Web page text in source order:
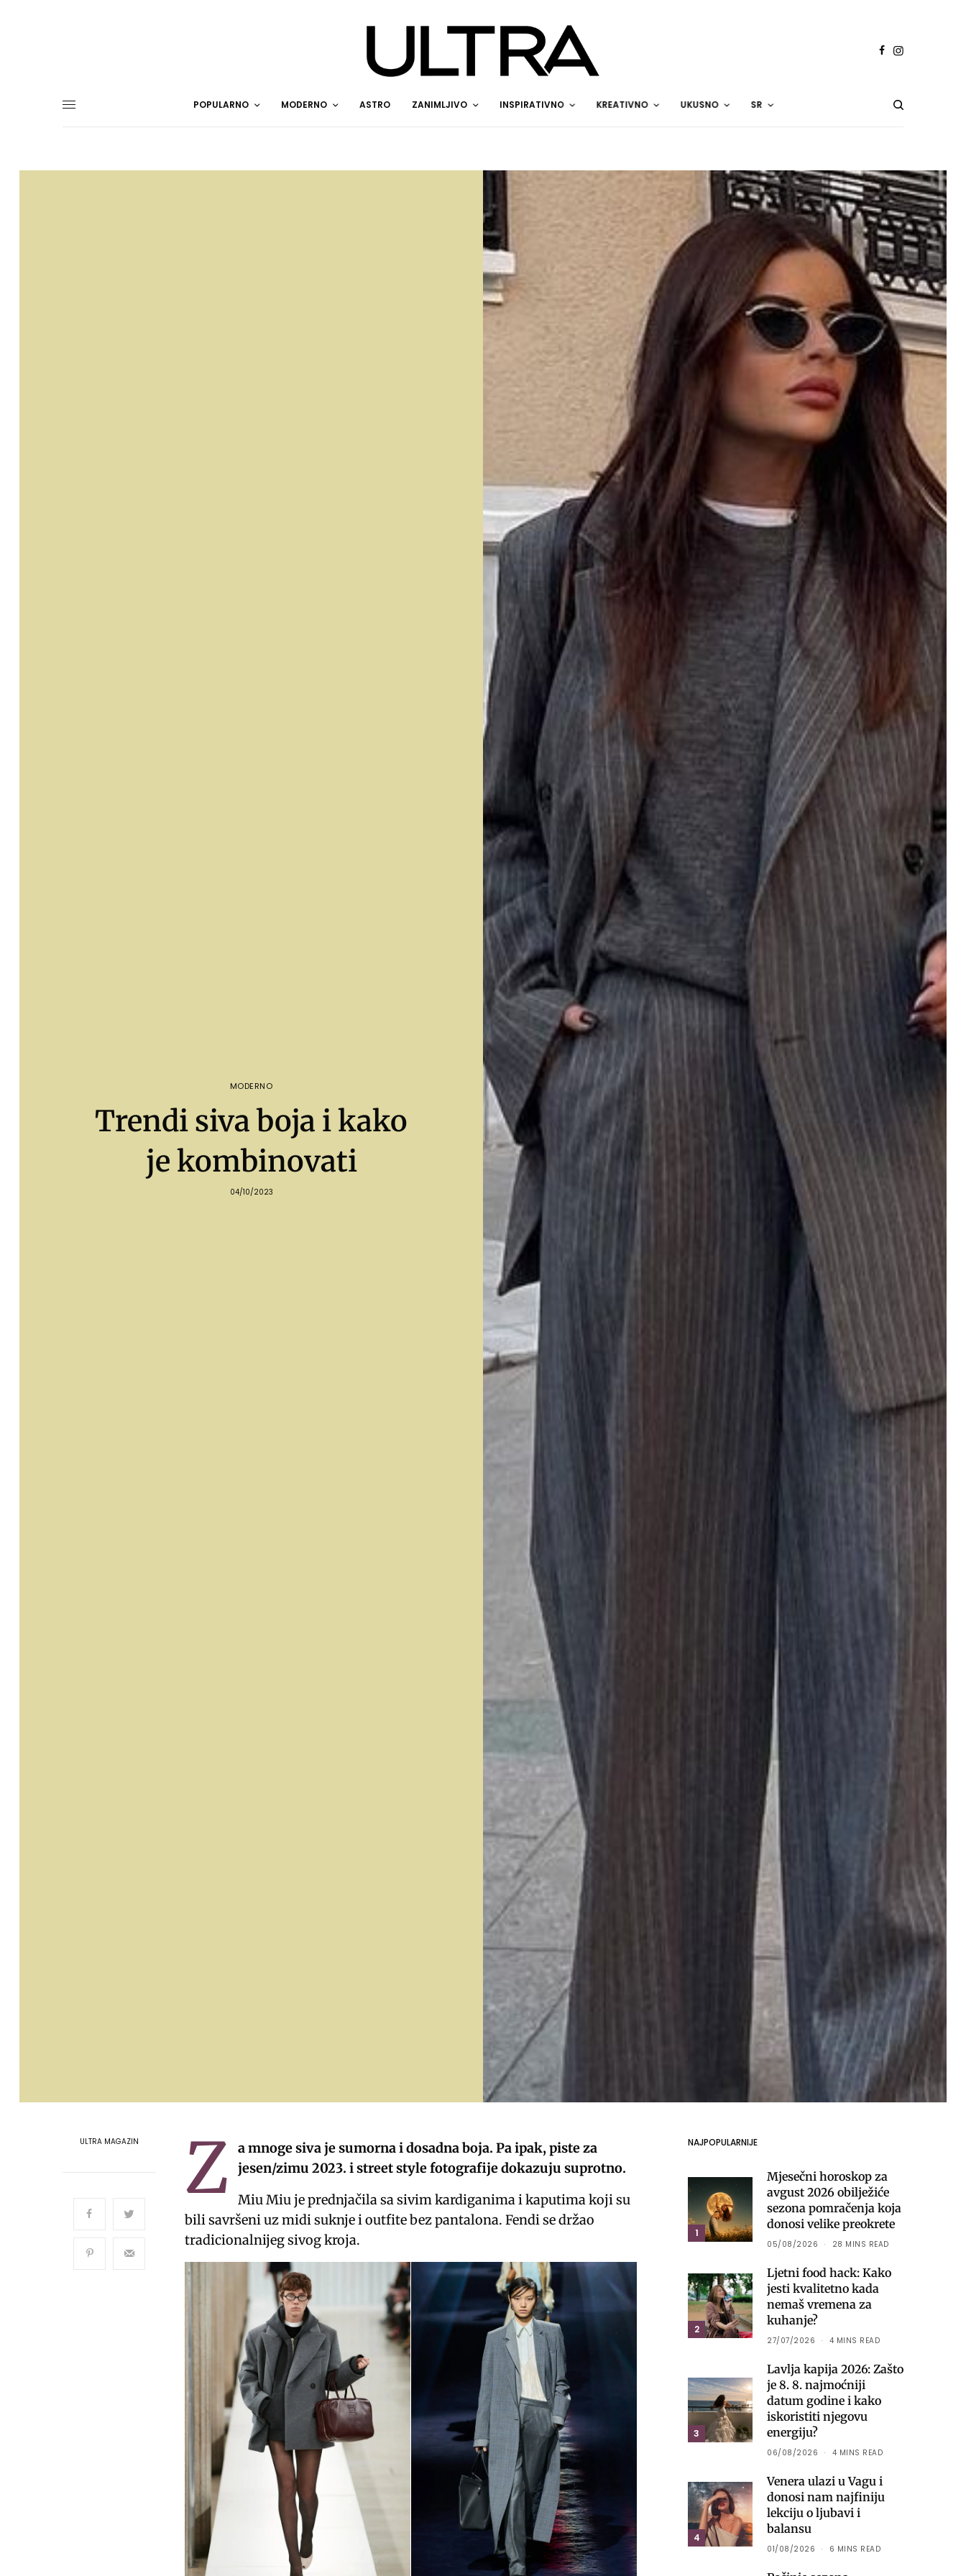
POPULARNO MODERNO ASTRO ZANIMLJIVO INSPIRATIVNO KREATIVNO UKUSNO SR
MODERNO
Trendi siva boja i kako
je kombinovati
04/10/2023
ULTRA MAGAZIN Z
a mnoge siva je sumorna i dosadna boja. Pa ipak, piste za
jesen/zimu 2023. i street style fotografije dokazuju suprotno.
Miu Miu je prednjačila sa sivim kardiganima i kaputima koji su
bili savršeni uz midi suknje i outfite bez pantalona. Fendi se držao
tradicionalnijeg sivog kroja.
NAJPOPULARNIJE
1
Mjesečni horoskop za
avgust 2026 obilježiće
sezona pomračenja koja
donosi velike preokrete
05/08/2026 28 MINS READ
2
Ljetni food hack: Kako
jesti kvalitetno kada
nemaš vremena za
kuhanje?
27/07/2026 4 MINS READ
3
Lavlja kapija 2026: Zašto
je 8. 8. najmoćniji
datum godine i kako
iskoristiti njegovu
energiju?
06/08/2026 4 MINS READ
4
Venera ulazi u Vagu i
donosi nam najfiniju
lekciju o ljubavi i
balansu
01/08/2026 6 MINS READ